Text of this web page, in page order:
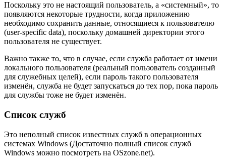
Поскольку это не настоящий пользователь, а «системный», то
появляются некоторые трудности, когда приложению
необходимо сохранить данные, относящиеся к пользователю
(user-specific data), поскольку домашней директории этого
пользователя не существует.
Важно также то, что в случае, если служба работает от имени
локального пользователя (реальный пользователь созданный
для служебных целей), если пароль такого пользователя
изменён, служба не будет запускаться до тех пор, пока пароль
для службы тоже не будет изменён.
Список служб
Это неполный список известных служб в операционных
системах Windows (Достаточно полный список служб
Windows можно посмотреть на OSzone.net).